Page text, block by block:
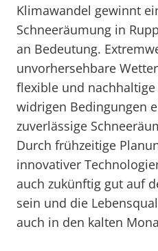
Klimawandel gewinnt
Schneeräumung in
an Bedeutung.
unvorhersehbare
flexible und
widrigen Bedingungen
zuverlässige
Durch frühzeitige
innovativer
auch zukünftig gut auf
sein und die
auch in den kalten